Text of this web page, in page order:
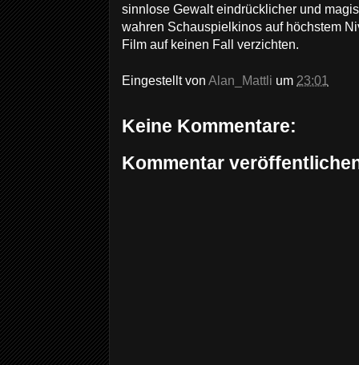
sinnlose Gewalt eindrücklicher und
wahren Schauspielkinos auf höchstem
Film auf keinen Fall verzichten.
Eingestellt von Alan_Mattli um 23:01
Keine Kommentare:
Kommentar